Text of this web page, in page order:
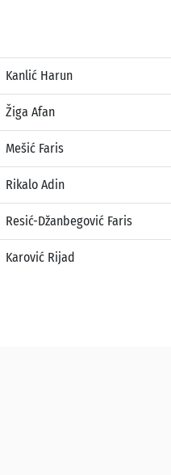
Kanlić Harun
Žiga Afan
Mešić Faris
Rikalo Adin
Resić-Džanbegović Faris
Karović Rijad